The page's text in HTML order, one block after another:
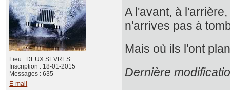
Lieu : DEUX SEVRES
Inscription : 18-01-2015
Messages : 635
E-mail
A l'avant, à
n'arrives pas à
Mais où ils l'ont
Dernière